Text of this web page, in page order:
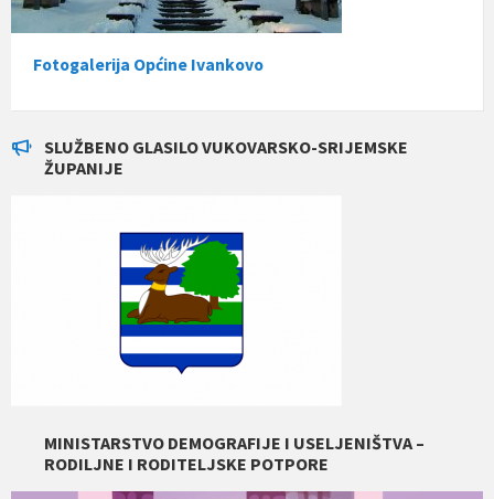
Fotogalerija Općine Ivankovo
SLUŽBENO GLASILO VUKOVARSKO-SRIJEMSKE
ŽUPANIJE
MINISTARSTVO DEMOGRAFIJE I USELJENIŠTVA –
RODILJNE I RODITELJSKE POTPORE